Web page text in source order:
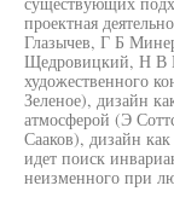
проектная
Глазычев, Г Б
Щедровицкий, Н В
художественного
Зеленое), дизайн
атмосферой (Э
Сааков), дизайн
идет поиск
неизменного при